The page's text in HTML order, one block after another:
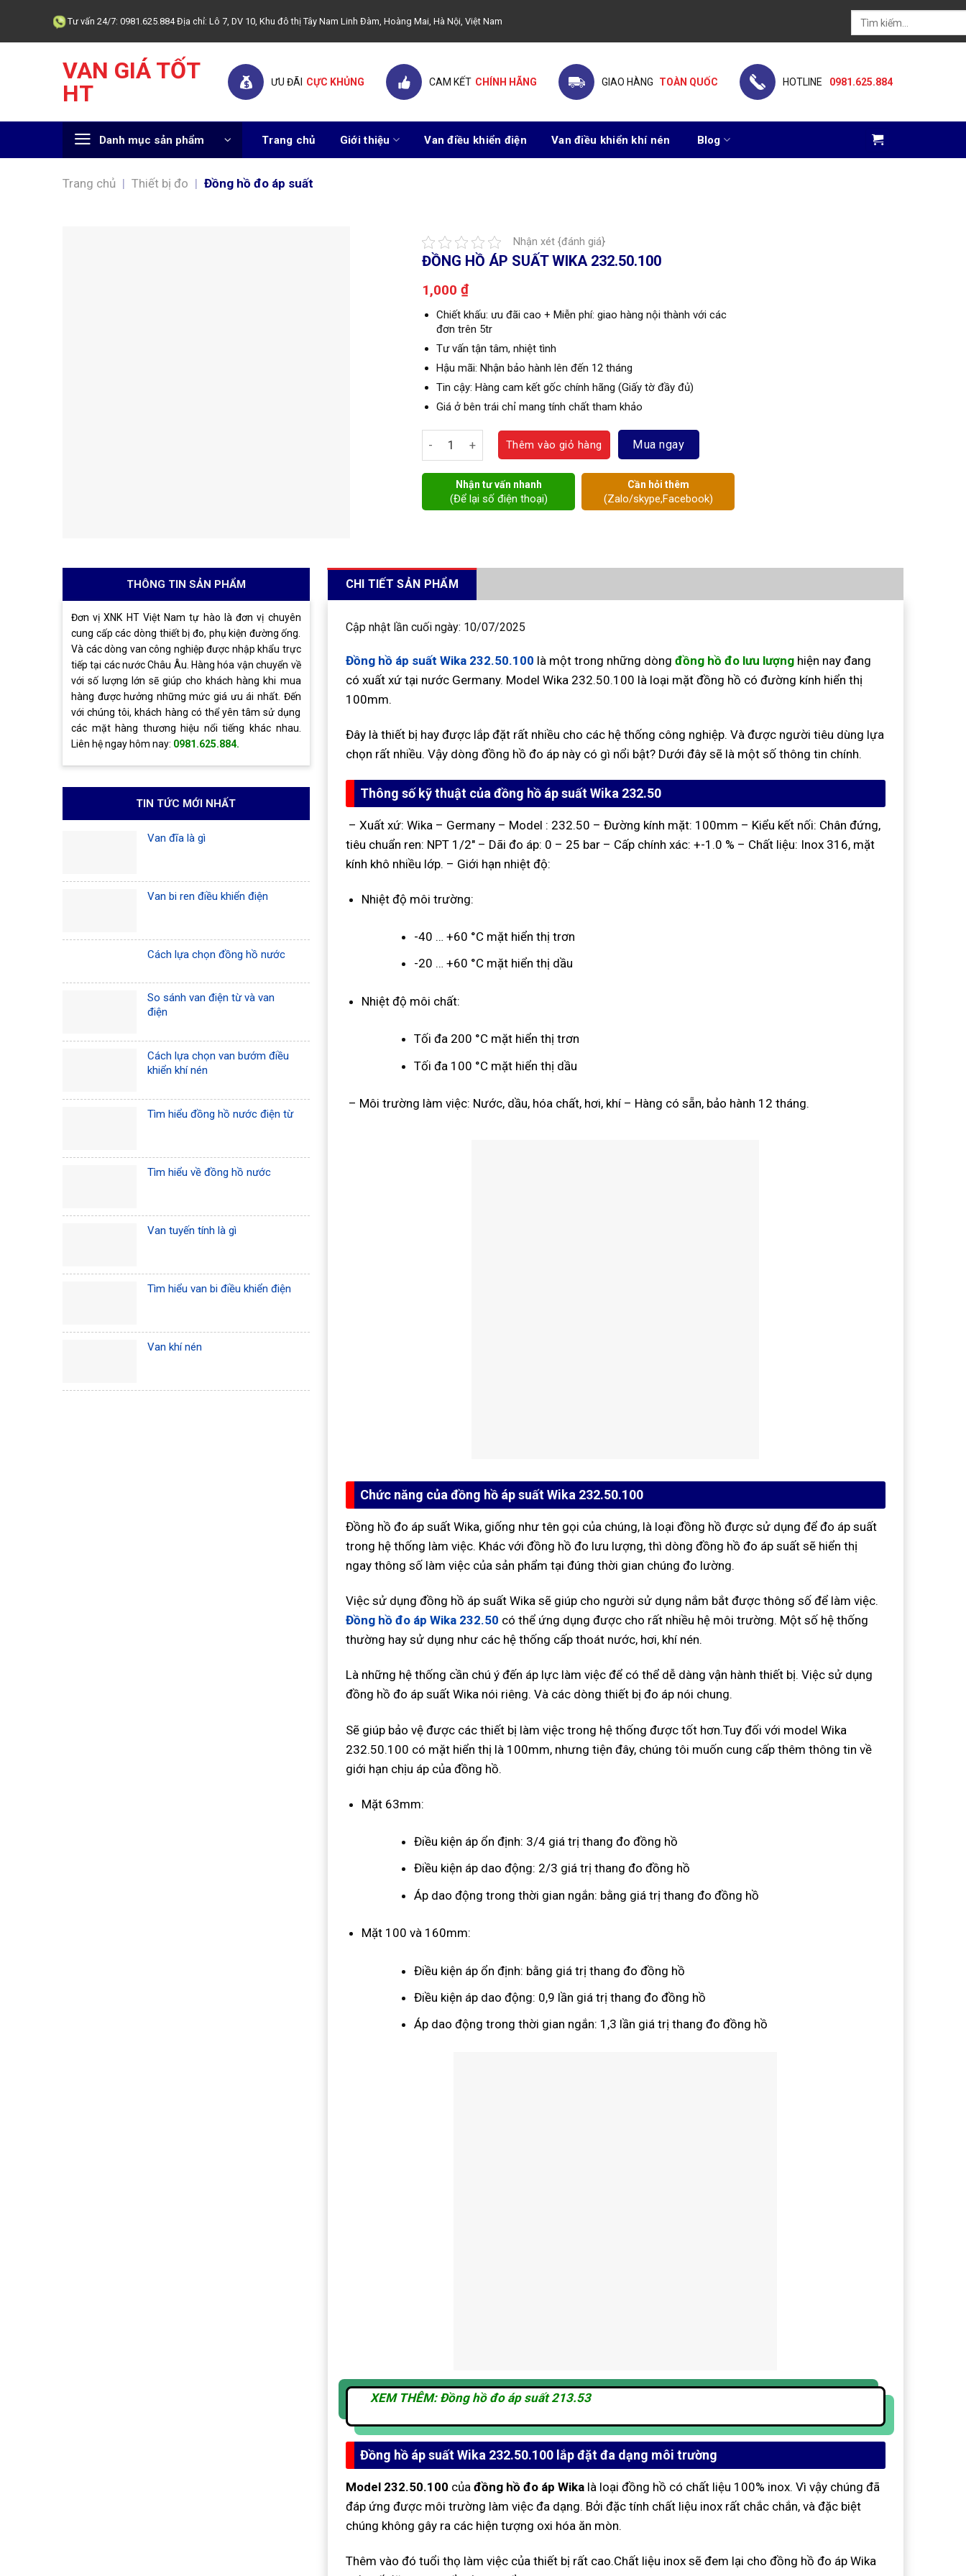
content
Tư vấn 24/7: 0981.625.884 Địa chỉ: Lô 7, DV 10, Khu đô thị Tây Nam Linh Đàm, Hoàng Mai, Hà Nội, Việt Nam
Tìm
kiếm:
VAN GIÁ TỐT
HT
ƯU ĐÃI CỰC KHỦNG CAM KẾT CHÍNH HÃNG GIAO HÀNG TOÀN QUỐC HOTLINE 0981.625.884
Danh mục sản phẩm Trang chủ Giới thiệu Van điều khiển điện Van điều khiển khí nén Blog
Trang chủ | Thiết bị đo | Đồng hồ đo áp suất
Nhận xét {đánh giá}
ĐỒNG HỒ ÁP SUẤT WIKA 232.50.100
1,000 ₫
Chiết khấu: ưu đãi cao + Miễn phí: giao hàng nội thành với các
đơn trên 5tr
Tư vấn tận tâm, nhiệt tình
Hậu mãi: Nhận bảo hành lên đến 12 tháng
Tin cậy: Hàng cam kết gốc chính hãng (Giấy tờ đầy đủ)
Giá ở bên trái chỉ mang tính chất tham khảo
Đồng hồ áp suất Wika 232.50.100 số lượng
Thêm vào giỏ hàng Mua ngay
Nhận tư vấn nhanh
(Để lại số điện thoại)
Cần hỏi thêm
(Zalo/skype,Facebook)
THÔNG TIN SẢN PHẨM
Đơn vị XNK HT Việt Nam tự hào là đơn vị chuyên
cung cấp các dòng thiết bị đo, phụ kiện đường ống.
Và các dòng van công nghiệp được nhập khẩu trực
tiếp tại các nước Châu Âu. Hàng hóa vận chuyển về
với số lượng lớn sẽ giúp cho khách hàng khi mua
hàng được hưởng những mức giá ưu ái nhất. Đến
với chúng tôi, khách hàng có thể yên tâm sử dụng
các mặt hàng thương hiệu nổi tiếng khác nhau.
Liên hệ ngay hôm nay: 0981.625.884.
TIN TỨC MỚI NHẤT
Van đĩa là gì
Van bi ren điều khiển điện
Cách lựa chọn đồng hồ nước
So sánh van điện từ và van
điện
Cách lựa chọn van bướm điều
khiển khí nén
Tìm hiểu đồng hồ nước điện từ
Tìm hiểu về đồng hồ nước
Van tuyến tính là gì
Tìm hiểu van bi điều khiển điện
Van khí nén
CHI TIẾT SẢN PHẨM
Cập nhật lần cuối ngày: 10/07/2025
Đồng hồ áp suất Wika 232.50.100 là một trong những dòng đồng hồ đo lưu lượnghiện nay đang
có xuất xứ tại nước Germany. Model Wika 232.50.100 là loại mặt đồng hồ có đường kính hiển thị
100mm.
Đây là thiết bị hay được lắp đặt rất nhiều cho các hệ thống công nghiệp. Và được người tiêu dùng lựa
chọn rất nhiều. Vậy dòng đồng hồ đo áp này có gì nổi bật? Dưới đây sẽ là một số thông tin chính.
Thông số kỹ thuật của đồng hồ áp suất Wika 232.50
– Xuất xứ: Wika – Germany– Model : 232.50 – Đường kính mặt: 100mm – Kiểu kết nối: Chân đứng,
tiêu chuẩn ren: NPT 1/2″– Dãi đo áp: 0 – 25 bar– Cấp chính xác: +-1.0 % – Chất liệu: Inox 316, mặt
kính khô nhiều lớp. – Giới hạn nhiệt độ:
Nhiệt độ môi trường:
-40 … +60 °C mặt hiển thị trơn
-20 … +60 °C mặt hiển thị dầu
Nhiệt độ môi chất:
Tối đa 200 °C mặt hiển thị trơn
Tối đa 100 °C mặt hiển thị dầu
– Môi trường làm việc: Nước, dầu, hóa chất, hơi, khí– Hàng có sẵn, bảo hành 12 tháng.
Chức năng của đồng hồ áp suất Wika 232.50.100
Đồng hồ đo áp suất Wika, giống như tên gọi của chúng, là loại đồng hồ được sử dụng để đo áp suất
trong hệ thống làm việc. Khác với đồng hồ đo lưu lượng, thì dòng đồng hồ đo áp suất sẽ hiển thị
ngay thông số làm việc của sản phẩm tại đúng thời gian chúng đo lường.
Việc sử dụng đồng hồ áp suất Wika sẽ giúp cho người sử dụng nắm bắt được thông số để làm việc.
Đồng hồ đo áp Wika 232.50 có thể ứng dụng được cho rất nhiều hệ môi trường. Một số hệ thống
thường hay sử dụng như các hệ thống cấp thoát nước, hơi, khí nén.
Là những hệ thống cần chú ý đến áp lực làm việc để có thể dễ dàng vận hành thiết bị. Việc sử dụng
đồng hồ đo áp suất Wika nói riêng. Và các dòng thiết bị đo áp nói chung.
Sẽ giúp bảo vệ được các thiết bị làm việc trong hệ thống được tốt hơn.Tuy đối với model Wika
232.50.100 có mặt hiển thị là 100mm, nhưng tiện đây, chúng tôi muốn cung cấp thêm thông tin về
giới hạn chịu áp của đồng hồ.
Mặt 63mm:
Điều kiện áp ổn định: 3/4 giá trị thang đo đồng hồ
Điều kiện áp dao động: 2/3 giá trị thang đo đồng hồ
Áp dao động trong thời gian ngắn: bằng giá trị thang đo đồng hồ
Mặt 100 và 160mm:
Điều kiện áp ổn định: bằng giá trị thang đo đồng hồ
Điều kiện áp dao động: 0,9 lần giá trị thang đo đồng hồ
Áp dao động trong thời gian ngắn: 1,3 lần giá trị thang đo đồng hồ
XEM THÊM: Đồng hồ đo áp suất 213.53
Đồng hồ áp suất Wika 232.50.100 lắp đặt đa dạng môi trường
Model 232.50.100 của đồng hồ đo áp Wikalà loại đồng hồ có chất liệu 100% inox. Vì vậy chúng đã
đáp ứng được môi trường làm việc đa dạng. Bởi đặc tính chất liệu inox rất chắc chắn, và đặc biệt
chúng không gây ra các hiện tượng oxi hóa ăn mòn.
Thêm vào đó tuổi thọ làm việc của thiết bị rất cao.Chất liệu inox sẽ đem lại cho đồng hồ đo áp Wika